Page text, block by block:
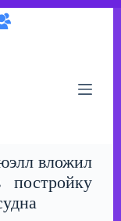
вложил